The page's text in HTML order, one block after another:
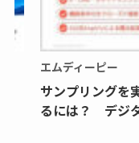
エムディーピー
サンプリングを
るには？ デジ